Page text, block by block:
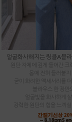
얼굴화사해지는 링클A블
원단 자체에 깊게 들어간 크
몸에 전혀 들러붙지
강력한 원단의 힘을 느끼실